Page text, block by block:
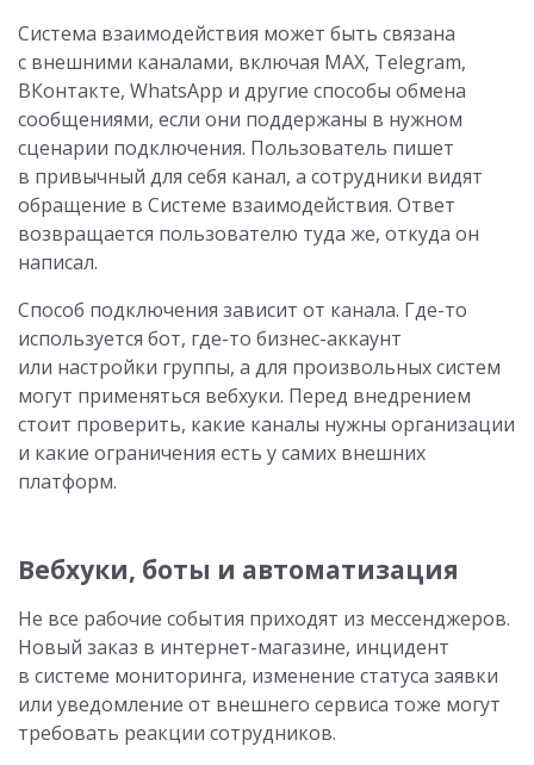
Система взаимодействия может быть связана
с внешними каналами, включая MAX, Telegram,
ВКонтакте, WhatsApp и другие способы обмена
сообщениями, если они поддержаны в нужном
сценарии подключения. Пользователь пишет
в привычный для себя канал, а сотрудники видят
обращение в Системе взаимодействия. Ответ
возвращается пользователю туда же, откуда он
написал.
Способ подключения зависит от канала. Где-то
используется бот, где-то бизнес-аккаунт
или настройки группы, а для произвольных систем
могут применяться вебхуки. Перед внедрением
стоит проверить, какие каналы нужны организации
и какие ограничения есть у самих внешних
платформ.
Вебхуки, боты и автоматизация
Не все рабочие события приходят из мессенджеров.
Новый заказ в интернет-магазине, инцидент
в системе мониторинга, изменение статуса заявки
или уведомление от внешнего сервиса тоже могут
требовать реакции сотрудников.